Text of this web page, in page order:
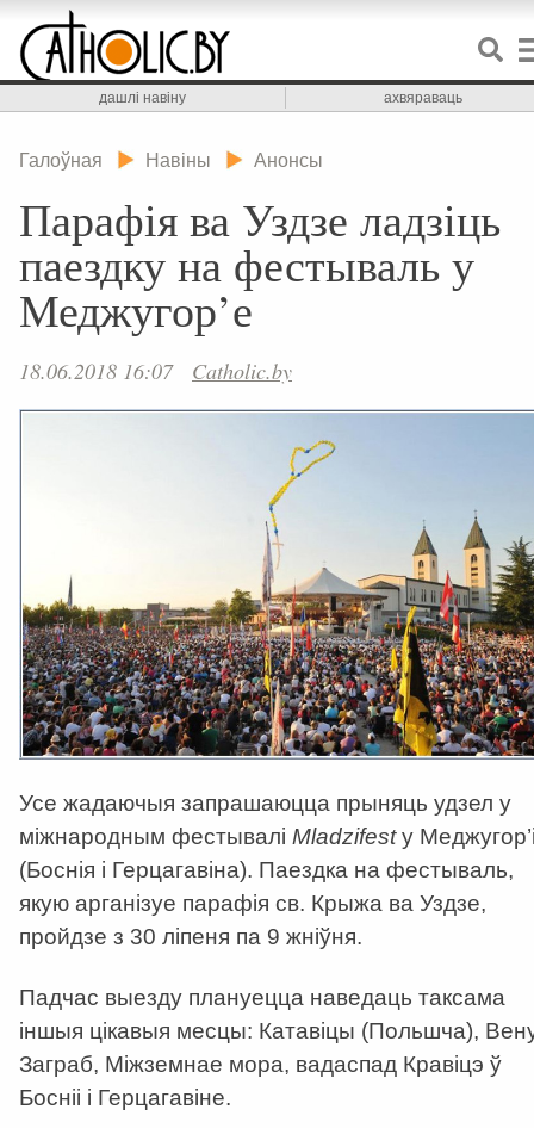
дашлі навіну ахвяраваць
Галоўная Навіны Анонсы
Парафія ва Уздзе ладзіць
паездку на фестываль у
Меджугор’е
18.06.2018 16:07 Catholic.by
Усе жадаючыя запрашаюцца прыняць удзел у
міжнародным фестывалі Mladzifestу
(Боснія і Герцагавіна). Паездка на фестываль,
якую арганізуе парафія св. Крыжа ва Уздзе,
пройдзе з 30 ліпеня па 9 жніўня.
Падчас выезду плануецца наведаць таксама
іншыя цікавыя месцы: Катавіцы (Польшча),
Заграб, Міжземнае мора, вадаспад Кравіцэ ў
Босніі і Герцагавіне.